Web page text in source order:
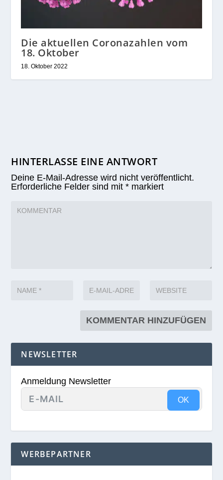
Die aktuellen Coronazahlen vom
18. Oktober
18. Oktober 2022
HINTERLASSE EINE ANTWORT
Deine E-Mail-Adresse wird nicht veröffentlicht.
Erforderliche Felder sind mit* markiert
NEWSLETTER
Anmeldung Newsletter
OK
WERBEPARTNER